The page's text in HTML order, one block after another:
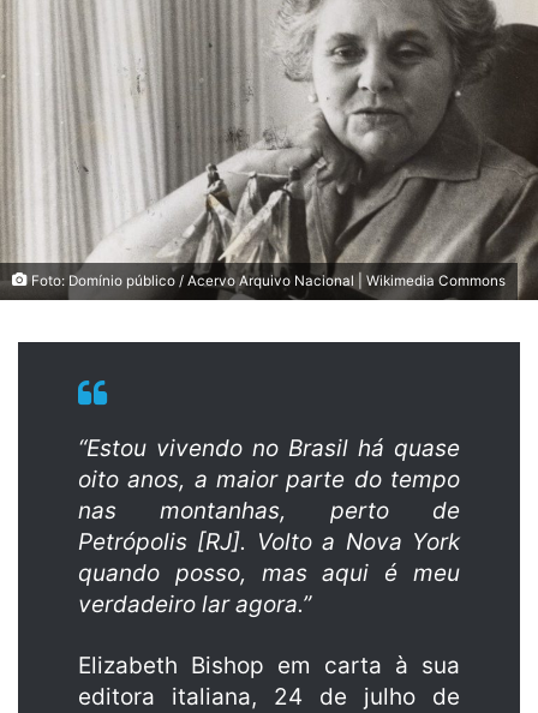
Foto: Domínio público / Acervo Arquivo Nacional | Wikimedia Commons
“Estou vivendo no Brasil há quase
oito anos, a maior parte do tempo
nas montanhas, perto de
Petrópolis [RJ]. Volto a Nova York
quando posso, mas aqui é meu
verdadeiro lar agora.”
Elizabeth Bishop em carta à sua
editora italiana, 24 de julho de